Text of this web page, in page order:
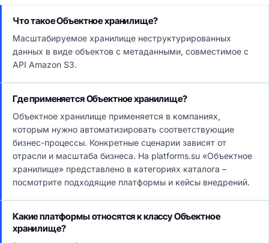
Что такое Объектное хранилище?
Масштабируемое хранилище неструктурированных
данных в виде объектов с метаданными, совместимое с
API Amazon S3.
Где применяется Объектное хранилище?
Объектное хранилище применяется в компаниях,
которым нужно автоматизировать соответствующие
бизнес-процессы. Конкретные сценарии зависят от
отрасли и масштаба бизнеса. На platforms.su «Объектное
хранилище» представлено в категориях каталога –
посмотрите подходящие платформы и кейсы внедрений.
Какие платформы относятся к классу Объектное
хранилище?